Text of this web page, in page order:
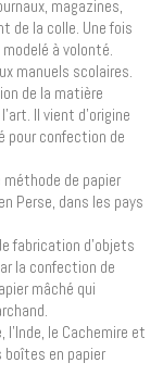
magazines,
de la colle. Une fois
à volonté.
manuels scolaires.
de la matière
Il vient d’origine
pour confection de
de papier
Perse, dans les pays
fabrication d’objets
la confection de
mâché qui
l’Inde, le Cachemire et
boîtes en papier